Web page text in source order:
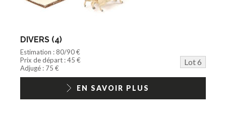
DIVERS (4)
Estimation : 80/90 €
Prix de départ : 45 €
Lot 6
Adjugé : 75 €
EN SAVOIR PLUS